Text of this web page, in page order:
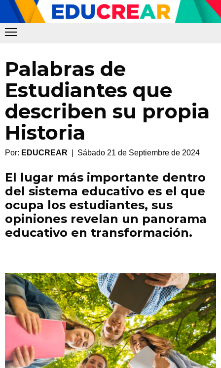
Palabras de
Estudiantes que
describen su propia
Historia
Por: EDUCREAR | Sábado 21 de Septiembre de 2024
El lugar más importante dentro
del sistema educativo es el que
ocupa los estudiantes, sus
opiniones revelan un panorama
educativo en transformación.